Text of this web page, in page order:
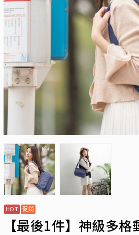
【最後1件】神級多